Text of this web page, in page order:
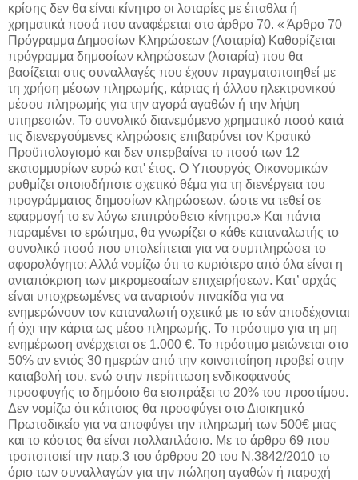
κρίσης δεν θα είναι κίνητρο οι λοταρίες με έπαθλα ή
χρηματικά ποσά που αναφέρεται στο άρθρο 70. « Άρθρο 70
Πρόγραμμα Δημοσίων Κληρώσεων (Λοταρία) Καθορίζεται
πρόγραμμα δημοσίων κληρώσεων (λοταρία) που θα
βασίζεται στις συναλλαγές που έχουν πραγματοποιηθεί με
τη χρήση μέσων πληρωμής, κάρτας ή άλλου ηλεκτρονικού
μέσου πληρωμής για την αγορά αγαθών ή την λήψη
υπηρεσιών. Το συνολικό διανεμόμενο χρηματικό ποσό κατά
τις διενεργούμενες κληρώσεις επιβαρύνει τον Κρατικό
Προϋπολογισμό και δεν υπερβαίνει το ποσό των 12
εκατομμυρίων ευρώ κατ' έτος. Ο Υπουργός Οικονομικών
ρυθμίζει οποιοδήποτε σχετικό θέμα για τη διενέργεια του
προγράμματος δημοσίων κληρώσεων, ώστε να τεθεί σε
εφαρμογή το εν λόγω επιπρόσθετο κίνητρο.» Και πάντα
παραμένει το ερώτημα, θα γνωρίζει ο κάθε καταναλωτής το
συνολικό ποσό που υπολείπεται για να συμπληρώσει το
αφορολόγητο; Αλλά νομίζω ότι το κυριότερο από όλα είναι η
ανταπόκριση των μικρομεσαίων επιχειρήσεων. Κατ’ αρχάς
είναι υποχρεωμένες να αναρτούν πινακίδα για να
ενημερώνουν τον καταναλωτή σχετικά με το εάν αποδέχονται
ή όχι την κάρτα ως μέσο πληρωμής. Το πρόστιμο για τη μη
ενημέρωση ανέρχεται σε 1.000 €. Το πρόστιμο μειώνεται στο
50% αν εντός 30 ημερών από την κοινοποίηση προβεί στην
καταβολή του, ενώ στην περίπτωση ενδικοφανούς
προσφυγής το δημόσιο θα εισπράξει το 20% του προστίμου.
Δεν νομίζω ότι κάποιος θα προσφύγει στο Διοικητικό
Πρωτοδικείο για να αποφύγει την πληρωμή των 500€ μιας
και το κόστος θα είναι πολλαπλάσιο. Με το άρθρο 69 που
τροποποιεί την παρ.3 του άρθρου 20 του Ν.3842/2010 το
όριο των συναλλαγών για την πώληση αγαθών ή παροχή